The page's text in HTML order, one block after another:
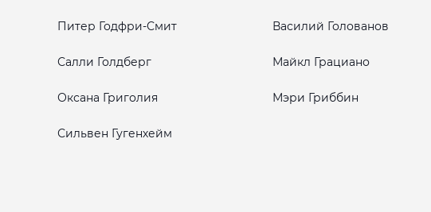
Питер Годфри-Смит Василий Голованов
Салли Голдберг Майкл Грациано
Оксана Григолия Мэри Гриббин
Сильвен Гугенхейм